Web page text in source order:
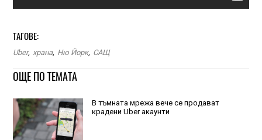
ТАГОВЕ:
Uber, храна, Ню Йорк, САЩ
ОЩЕ ПО ТЕМАТА
В тъмната мрежа вече се продават
крадени Uber акаунти